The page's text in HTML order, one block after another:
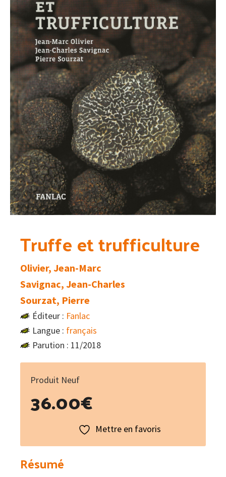
Truffe et trufficulture
Olivier, Jean-Marc
Savignac, Jean-Charles
Sourzat, Pierre
Éditeur : Fanlac
Langue : français
Parution : 11/2018
Produit Neuf
36.00€
Mettre en favoris
Résumé